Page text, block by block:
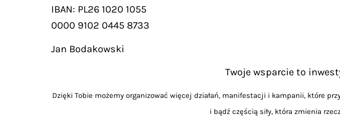
IBAN: PL26 1020 1055
0000 9102 0445 8733
Jan Bodakowski
Twoje wsparcie to
Dzięki Tobie możemy organizować więcej działań, manifestacji i kampanii, które
i bądź częścią siły, która zmienia